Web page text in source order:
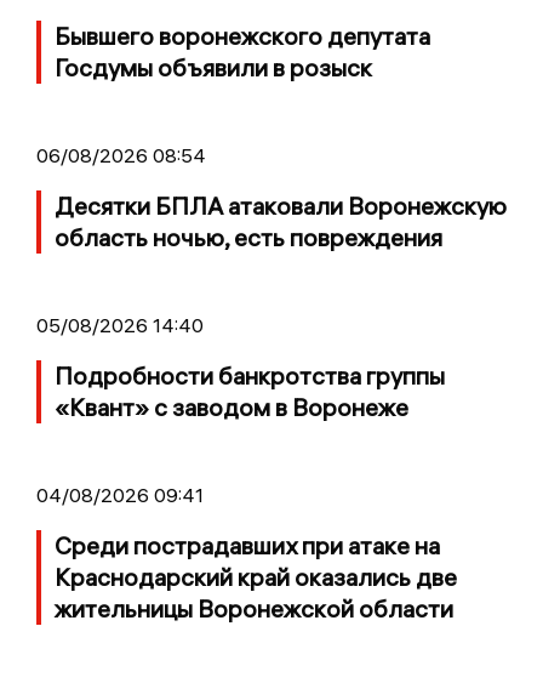
Бывшего воронежского депутата
Госдумы объявили в розыск
06/08/2026 08:54
Десятки БПЛА атаковали Воронежскую
область ночью, есть повреждения
05/08/2026 14:40
Подробности банкротства группы
«Квант» с заводом в Воронеже
04/08/2026 09:41
Среди пострадавших при атаке на
Краснодарский край оказались две
жительницы Воронежской области